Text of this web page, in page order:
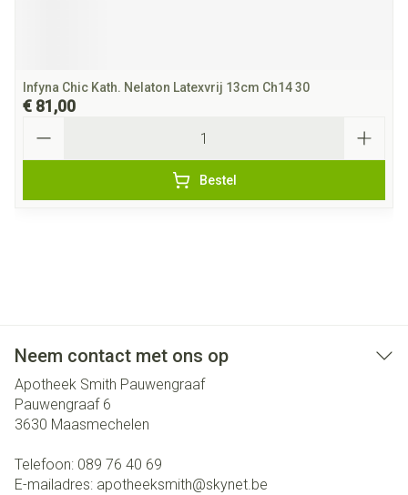
Infyna Chic Kath. Nelaton Latexvrij 13cm Ch14 30
€ 81,00
Bestel
Neem contact met ons op
Apotheek Smith Pauwengraaf
Pauwengraaf 6
3630 Maasmechelen
Telefoon: 089 76 40 69
E-mailadres: apotheeksmith@skynet.be